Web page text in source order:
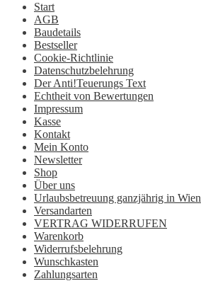
Start
AGB
Baudetails
Bestseller
Cookie-Richtlinie
Datenschutzbelehrung
Der Anti!Teuerungs Text
Echtheit von Bewertungen
Impressum
Kasse
Kontakt
Mein Konto
Newsletter
Shop
Über uns
Urlaubsbetreuung ganzjährig in Wien
Versandarten
VERTRAG WIDERRUFEN
Warenkorb
Widerrufsbelehrung
Wunschkasten
Zahlungsarten